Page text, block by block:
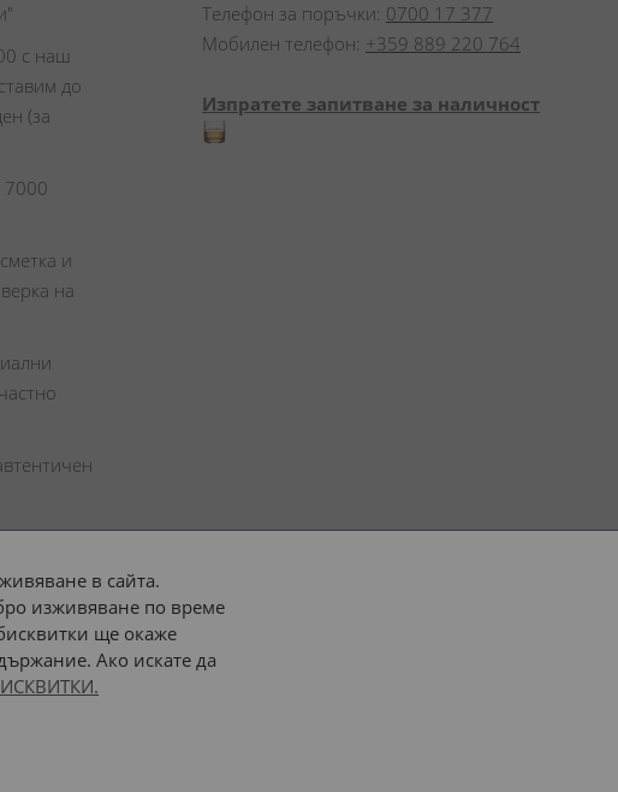
с наш
до
(за
7000
и
на
Телефон за поръчки: 0700 17 377
Мобилен телефон: +359 889 220 764
Изпратете запитване за наличност
или наш транспорт
в сайта.
изживяване по време
ще окаже
Ако искате да